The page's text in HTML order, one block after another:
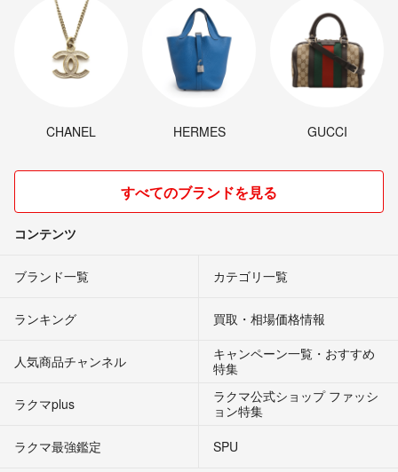
CHANEL HERMES GUCCI
すべてのブランドを見る
コンテンツ
ブランド一覧 カテゴリ一覧
ランキング 買取・相場価格情報
人気商品チャンネル
キャンペーン一覧・おすすめ
特集
ラクマplus
ラクマ公式ショップ ファッシ
ョン特集
ラクマ最強鑑定
SPU